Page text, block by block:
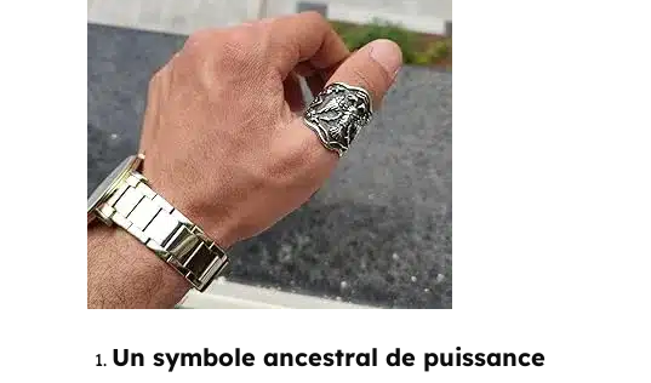
Un symbole ancestral de puissance